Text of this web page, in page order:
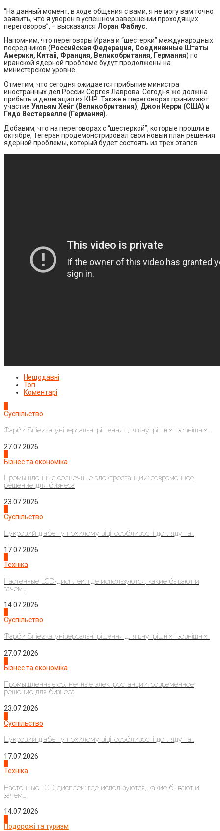
“На данный момент, в ходе общения с вами, я не могу вам точно
заявить, что я уверен в успешном завершении проходящих
переговоров”, – высказался Лоран Фабиус.
Напомним, что переговоры Ирана и “шестерки” международных
посредников (Российская Федерация, Соединенные Штаты
Америки, Китай, Франция, Великобритания, Германия) по
иранской ядерной проблеме будут продолжены на
министерском уровне.
Отметим, что сегодня ожидается прибытие министра
иностранных дел России Сергея Лаврова. Сегодня же должна
прибыть и делегация из КНР. Также в переговорах принимают
участие Уильям Хейг (Великобритания), Джон Керри (США) и
Гидо Вестервелле (Германия).
Добавим, что на переговорах с “шестеркой”, которые прошли в
октябре, Тегеран продемонстрировал свой новый план решения
ядерной проблемы, который будет состоять из трех этапов.
Нещодавні
Топ
Коментарі
Суспільство
Фарби Sniezka: універсальні рішення для внутрішніх і зовнішніх...
27.07.2026
Бізнес та економіка
Промышленные солнечные электростанции: современное
решение для бизнеса
23.07.2026
Суспільство
Цукровий діабет у похилому віці: особливості догляду та...
17.07.2026
Техніка
Настенные LCD-дисплеи: где используются, какие бывают и
зачем...
14.07.2026
Суспільство
Фарби Sniezka: універсальні рішення для внутрішніх і зовнішніх...
27.07.2026
Бізнес та економіка
Промышленные солнечные электростанции: современное
решение для бизнеса
23.07.2026
Суспільство
Цукровий діабет у похилому віці: особливості догляду та...
17.07.2026
Техніка
Настенные LCD-дисплеи: где используются, какие бывают и
зачем...
14.07.2026
Подорожі та туризм